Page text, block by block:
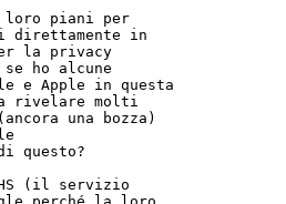
loro piani per
direttamente in
la privacy
ho alcune
e Apple in questa
rivelare molti
una bozza)
questo?
(il servizio